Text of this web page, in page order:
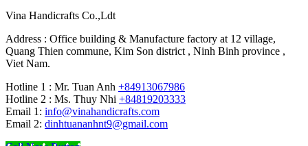
Vina Handicrafts Co.,Ldt
Address : Office building & Manufacture factory at 12 village,
Quang Thien commune, Kim Son district , Ninh Binh province ,
Viet Nam.
Hotline 1 : Mr. Tuan Anh +84913067986
Hotline 2 : Ms. Thuy Nhi +84819203333
Email 1: info@vinahandicrafts.com
Email 2: dinhtuananhnt9@gmail.com